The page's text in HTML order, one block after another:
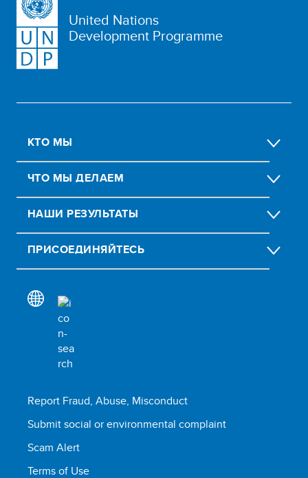
United Nations
Development Programme
КТО МЫ
ЧТО МЫ ДЕЛАЕМ
НАШИ РЕЗУЛЬТАТЫ
ПРИСОЕДИНЯЙТЕСЬ
Report Fraud, Abuse, Misconduct
Submit social or environmental complaint
Scam Alert
Terms of Use